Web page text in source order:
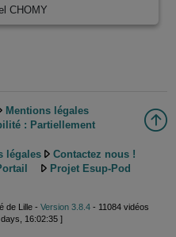
CHOMY
Mentions légales
: Partiellement
légales
Contactez nous !
Projet Esup-Pod
de Lille - Version 3.8.4- 11084 vidéos
16:02:35 ]